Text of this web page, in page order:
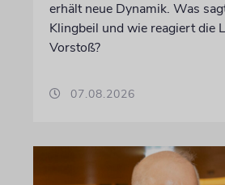
erhält neue Dynamik. Was
Klingbeil und wie reagiert die
Vorstoß?
07.08.2026